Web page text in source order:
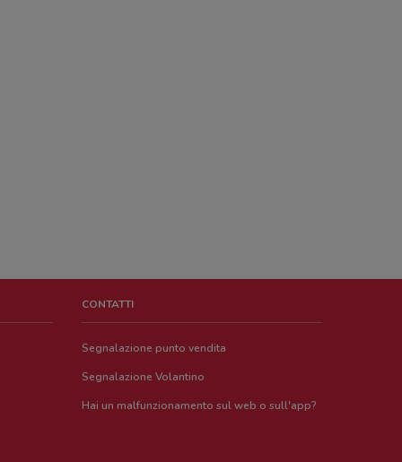
CONTATTI
Segnalazione punto vendita
Segnalazione Volantino
Hai un malfunzionamento sul web o sull'app?